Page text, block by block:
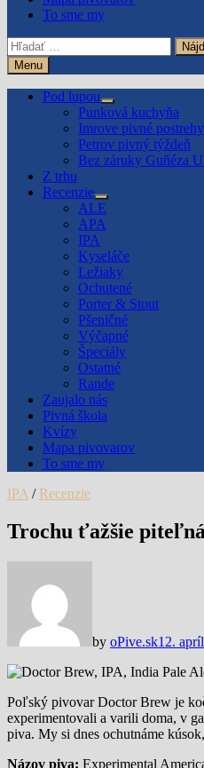
To sme my
Hľadať:
Menu
Pod lupou
Show
sub
menu
Punková kuchyňa
Imrove pivné postrehy
Petrov pivný týždeň
Bez záruky Guñéza
Z trhu
Recenzie
Show
sub
menu
ALE
APA
IPA
Kyseláče
Ležiaky
Ochutené
Porter & Stout
Pšeničné
Výčapné
Špeciály
Ostatné
Rande
Zaujalo nás
Pivná škola
Kvízy
Mapa pivovarov
To sme my
IPA / Recenzie
Trochu ťažšie
by oPive.sk12.
Poľský pivovar Doctor Brew je
experimentovali a varili doma, v
piva. My si dnes ochutnáme
Názov piva: Experimental